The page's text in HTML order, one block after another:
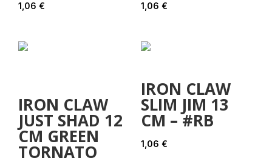
1,06 € 1,06 €
IRON CLAW
JUST SHAD 12
CM GREEN
TORNATO
IRON CLAW
SLIM JIM 13
CM – #RB
1,06 €